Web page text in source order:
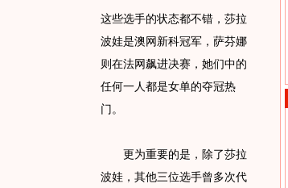
这些选手的状态都不错，莎拉
波娃是澳网新科冠军，萨芬娜
则在法网飙进决赛，她们中的
任何一人都是女单的夺冠热
门。
更为重要的是，除了莎拉
波娃，其他三位选手曾多次代